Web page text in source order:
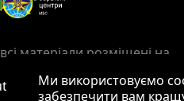
матеріали розміщені на
4.0 International
Ми використовуємо
забезпечити вам